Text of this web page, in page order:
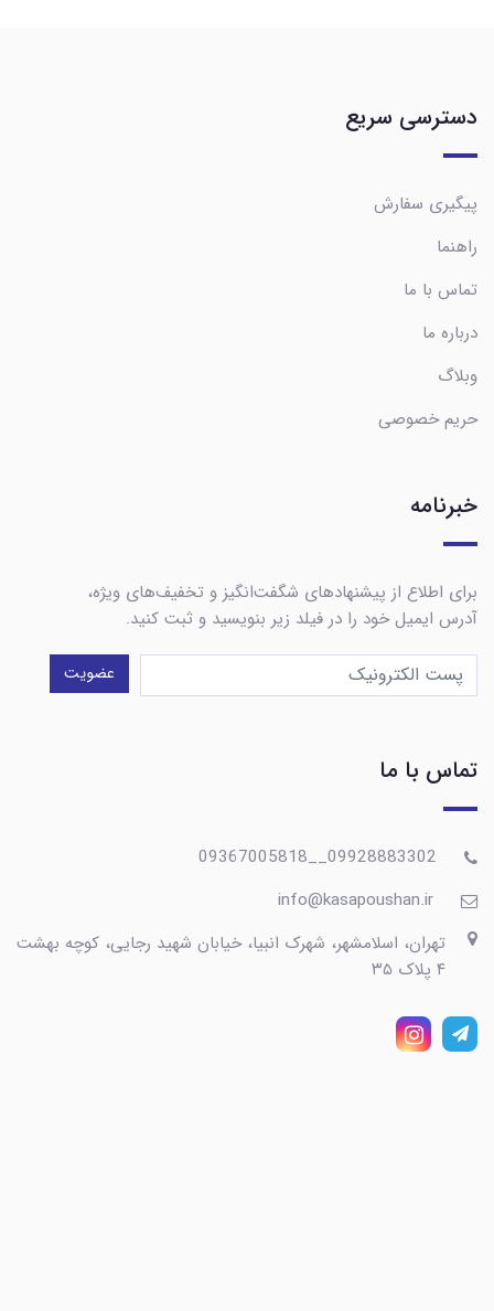
دسترسی سریع
پیگیری سفارش
راهنما
تماس با ما
درباره ما
وبلاگ
حریم خصوصی
خبرنامه
برای اطلاع از پیشنهادهای شگفت‌انگیز و تخفیف‌های ویژه،
آدرس ایمیل خود را در فیلد زیر بنویسید و ثبت کنید.
عضویت
تماس با ما
تهران، اسلامشهر، شهرک انبیا، خیابان شهید رجایی، کوچه بهشت
۴ پلاک ۳۵